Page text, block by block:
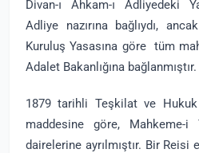
Divan-ı Ahkam-ı Adliyedeki
Adliye nazırına bağlıydı,
Kuruluş Yasasına göre tüm
Adalet Bakanlığına bağlanmıştır.
1879 tarihli Teşkilat ve
maddesine göre, Mahkeme-
dairelerine ayrılmıştır. Bir